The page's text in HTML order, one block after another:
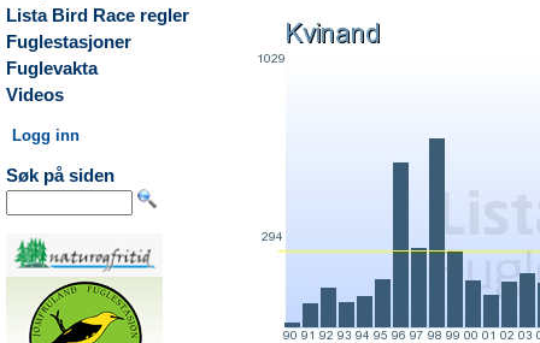
Lista Bird Race regler
Fuglestasjoner
Fuglevakta
Videos
Logg inn
Søk på siden